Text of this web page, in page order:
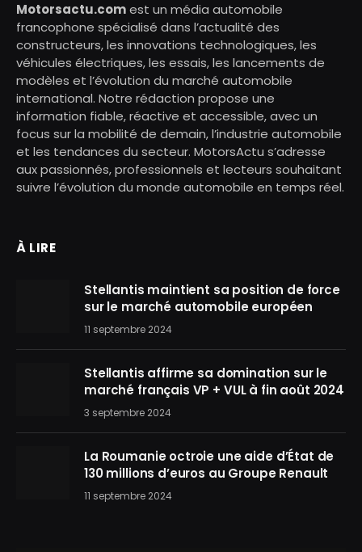
Motorsactu.comest un média automobile
francophone spécialisé dans l’actualité des
constructeurs, les innovations technologiques, les
véhicules électriques, les essais, les lancements de
modèles et l’évolution du marché automobile
international. Notre rédaction propose une
information fiable, réactive et accessible, avec un
focus sur la mobilité de demain, l’industrie automobile
et les tendances du secteur. MotorsActu s’adresse
aux passionnés, professionnels et lecteurs souhaitant
suivre l’évolution du monde automobile en temps réel.
À LIRE
Stellantis maintient sa position de force
sur le marché automobile européen
11 septembre 2024
Stellantis affirme sa domination sur le
marché français VP + VUL à fin août 2024
3 septembre 2024
La Roumanie octroie une aide d’État de
130 millions d’euros au Groupe Renault
11 septembre 2024